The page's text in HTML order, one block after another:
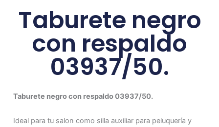
Taburete negro
con respaldo
03937/50.
Taburete negro con respaldo 03937/50.
Ideal para tu salon como silla auxiliar para peluquería y